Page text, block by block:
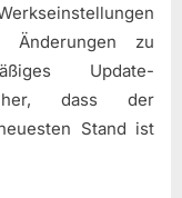
Änderungen zu
Update-
dass der
Stand ist